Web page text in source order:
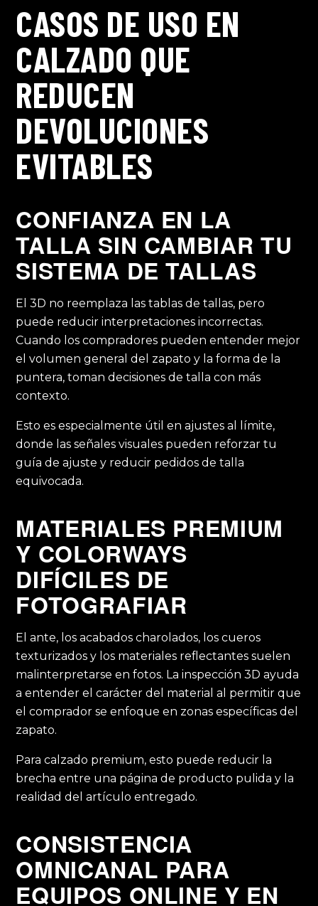
CASOS DE USO EN
CALZADO QUE
REDUCEN
DEVOLUCIONES
EVITABLES
CONFIANZA EN LA
TALLA SIN CAMBIAR TU
SISTEMA DE TALLAS
El 3D no reemplaza las tablas de tallas, pero
puede reducir interpretaciones incorrectas.
Cuando los compradores pueden entender mejor
el volumen general del zapato y la forma de la
puntera, toman decisiones de talla con más
contexto.
Esto es especialmente útil en ajustes al límite,
donde las señales visuales pueden reforzar tu
guía de ajuste y reducir pedidos de talla
equivocada.
MATERIALES PREMIUM
Y COLORWAYS
DIFÍCILES DE
FOTOGRAFIAR
El ante, los acabados charolados, los cueros
texturizados y los materiales reflectantes suelen
malinterpretarse en fotos. La inspección 3D ayuda
a entender el carácter del material al permitir que
el comprador se enfoque en zonas específicas del
zapato.
Para calzado premium, esto puede reducir la
brecha entre una página de producto pulida y la
realidad del artículo entregado.
CONSISTENCIA
OMNICANAL PARA
EQUIPOS ONLINE Y EN